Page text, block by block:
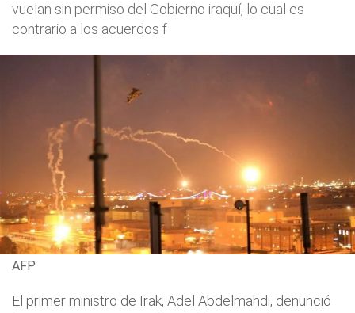
vuelan sin permiso del Gobierno iraquí, lo cual es
contrario a los acuerdos f
AFP
El primer ministro de Irak, Adel Abdelmahdi, denunció